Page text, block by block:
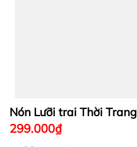
Nón Lưỡi trai Thời Trang
299.000₫